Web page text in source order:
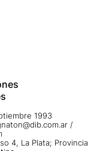
1993
/
4, La Plata; Provincia